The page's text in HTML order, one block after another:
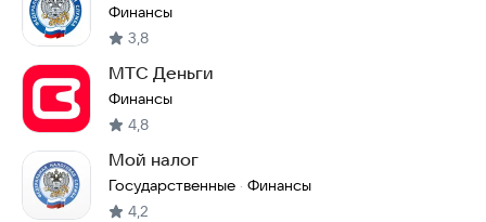
Финансы
3,8
МТС Деньги
Финансы
4,8
Мой налог
Государственные · Финансы
4,2